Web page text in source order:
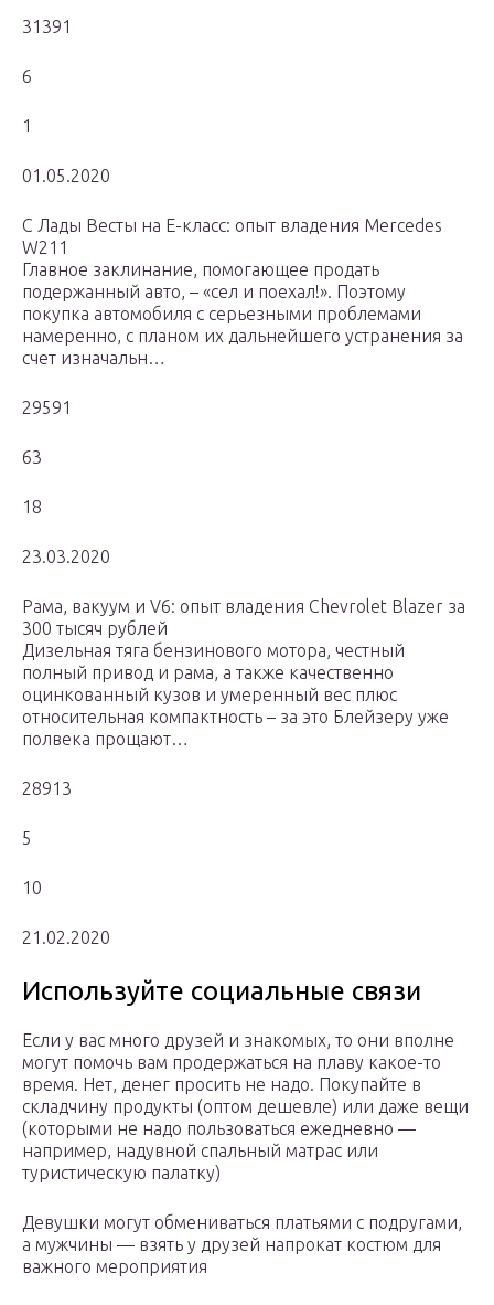
31391
6
1
01.05.2020
С Лады Весты на Е-класс: опыт владения Mercedes
W211
Главное заклинание, помогающее продать
подержанный авто, – «сел и поехал!». Поэтому
покупка автомобиля с серьезными проблемами
намеренно, с планом их дальнейшего устранения за
счет изначальн…
29591
63
18
23.03.2020
Рама, вакуум и V6: опыт владения Chevrolet Blazer за
300 тысяч рублей
Дизельная тяга бензинового мотора, честный
полный привод и рама, а также качественно
оцинкованный кузов и умеренный вес плюс
относительная компактность – за это Блейзеру уже
полвека прощают…
28913
5
10
21.02.2020
Используйте социальные связи
Если у вас много друзей и знакомых, то они вполне
могут помочь вам продержаться на плаву какое-то
время. Нет, денег просить не надо. Покупайте в
складчину продукты (оптом дешевле) или даже вещи
(которыми не надо пользоваться ежедневно —
например, надувной спальный матрас или
туристическую палатку)
Девушки могут обмениваться платьями с подругами,
а мужчины — взять у друзей напрокат костюм для
важного мероприятия